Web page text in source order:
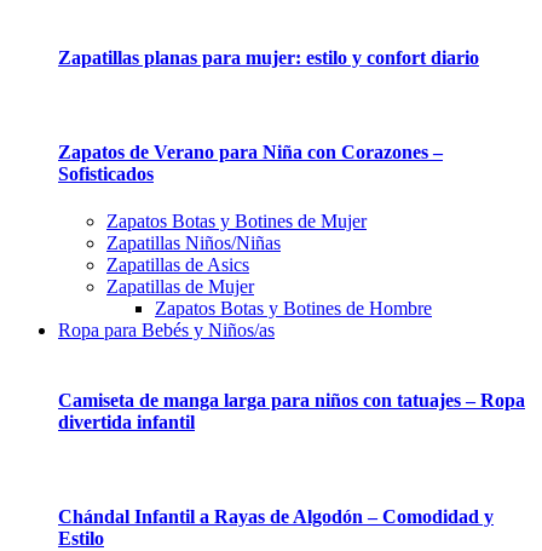
Zapatillas planas para mujer: estilo y confort diario
Zapatos de Verano para Niña con Corazones –
Sofisticados
Zapatos Botas y Botines de Mujer
Zapatillas Niños/Niñas
Zapatillas de Asics
Zapatillas de Mujer
Zapatos Botas y Botines de Hombre
Ropa para Bebés y Niños/as
Camiseta de manga larga para niños con tatuajes – Ropa
divertida infantil
Chándal Infantil a Rayas de Algodón – Comodidad y
Estilo